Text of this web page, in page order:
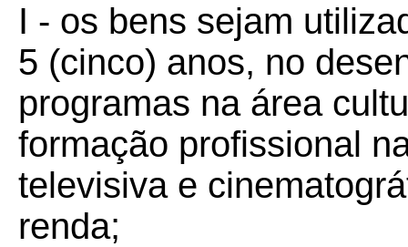
I - os bens sejam
5 (cinco) anos, no
programas na área
formação profissional
televisiva e
renda;